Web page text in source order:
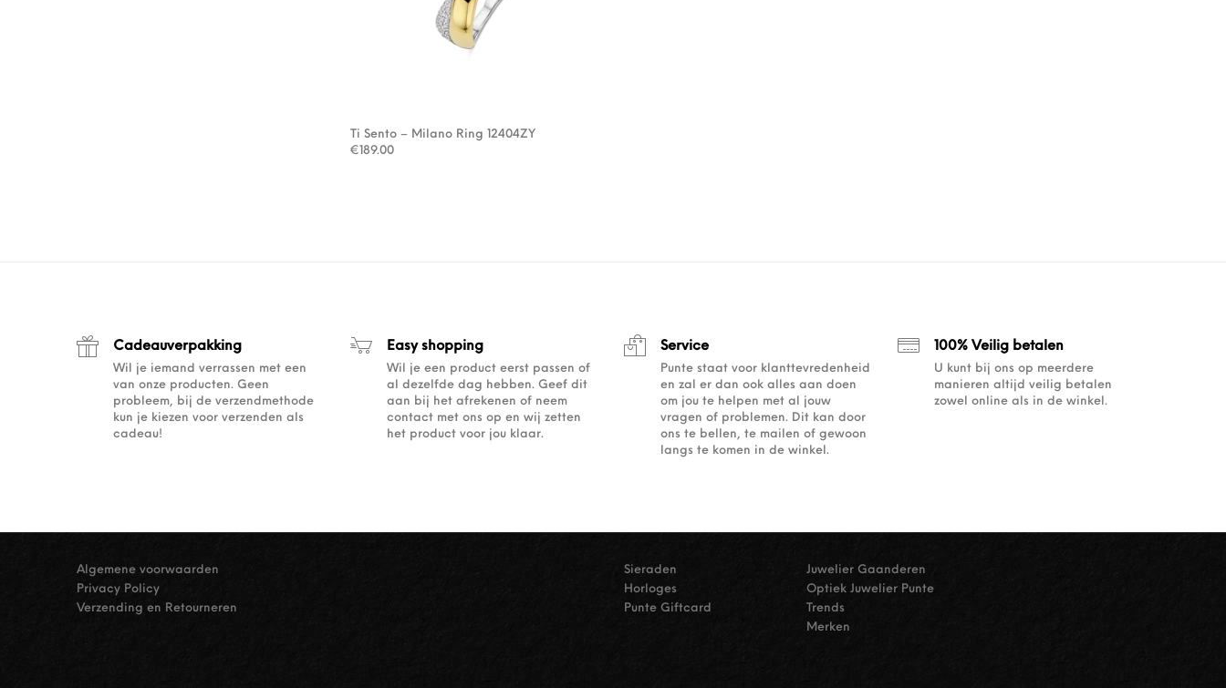
Ti Sento – Milano Ring 12404ZY
€189.00
Cadeauverpakking
Wil je iemand verrassen met een
van onze producten. Geen
probleem, bij de verzendmethode
kun je kiezen voor verzenden als
cadeau!
Easy shopping
Wil je een product eerst passen of
al dezelfde dag hebben. Geef dit
aan bij het afrekenen of neem
contact met ons op en wij zetten
het product voor jou klaar.
Service
Punte staat voor klanttevredenheid
en zal er dan ook alles aan doen
om jou te helpen met al jouw
vragen of problemen. Dit kan door
ons te bellen, te mailen of gewoon
langs te komen in de winkel.
100% Veilig betalen
U kunt bij ons op meerdere
manieren altijd veilig betalen
zowel online als in de winkel.
Algemene voorwaarden
Privacy Policy
Verzending en Retourneren
Sieraden
Horloges
Punte Giftcard
Juwelier Gaanderen
Optiek Juwelier Punte
Trends
Merken